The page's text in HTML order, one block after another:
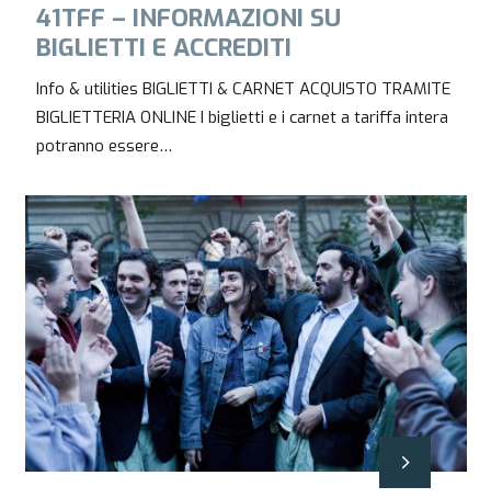
41TFF – INFORMAZIONI SU
BIGLIETTI E ACCREDITI
Info & utilities BIGLIETTI & CARNET ACQUISTO TRAMITE
BIGLIETTERIA ONLINE I biglietti e i carnet a tariffa intera
potranno essere…